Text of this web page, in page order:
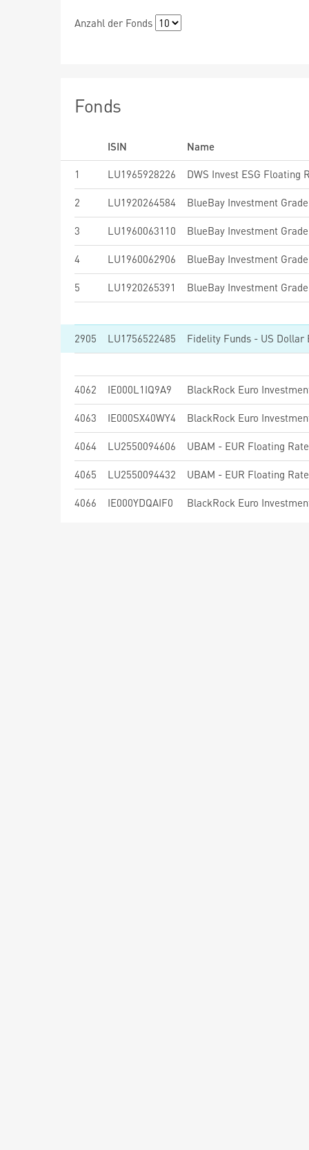
Anzahl der Fonds
Fonds
ISIN
Name
1
LU1965928226 DWS Invest ESG Floating
2 LU1920264584
3 LU1960063110
4 LU1960062906
5 LU1920265391
2905 LU1756522485 Fidelity Funds - US Dollar
4062 IE000L1IQ9A9
4063 IE000SX40WY4
4064 LU2550094606 UBAM - EUR Floating
4065 LU2550094432 UBAM - EUR Floating
4066 IE000YDQAIF0